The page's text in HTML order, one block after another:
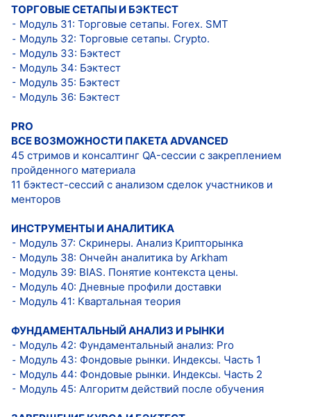
ТОРГОВЫЕ СЕТАПЫ И БЭКТЕСТ
⁃ Модуль 31: Торговые сетапы. Forex. SMT
⁃ Модуль 32: Торговые сетапы. Сrypto.
⁃ Модуль 33: Бэктест
⁃ Модуль 34: Бэктест
⁃ Модуль 35: Бэктест
⁃ Модуль 36: Бэктест
PRO
ВСЕ ВОЗМОЖНОСТИ ПАКЕТА ADVANCED
45 стримов и консалтинг QA-сессии с закреплением
пройденного материала
11 бэктест-сессий с анализом сделок участников и
менторов
ИНСТРУМЕНТЫ И АНАЛИТИКА
⁃ Модуль 37: Скринеры. Анализ Крипторынка
⁃ Модуль 38: Ончейн аналитика by Arkham
⁃ Модуль 39: BIAS. Понятие контекста цены.
⁃ Модуль 40: Дневные профили доставки
⁃ Модуль 41: Квартальная теория
ФУНДАМЕНТАЛЬНЫЙ АНАЛИЗ И РЫНКИ
⁃ Модуль 42: Фундаментальный анализ: Pro
⁃ Модуль 43: Фондовые рынки. Индексы. Часть 1
⁃ Модуль 44: Фондовые рынки. Индексы. Часть 2
⁃ Модуль 45: Алгоритм действий после обучения